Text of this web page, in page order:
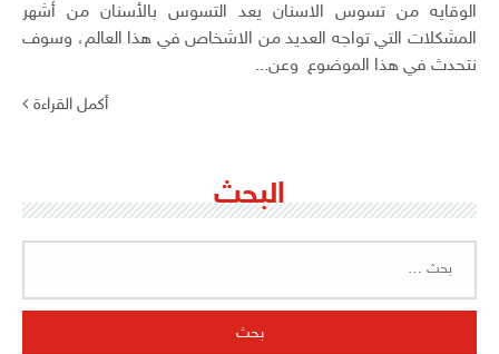
الوقايه من تسوس الاسنان يعد التسوس بالأسنان من أشهر
المشكلات التي تواجه العديد من الاشخاص في هذا العالم، وسوف
نتحدث في هذا الموضوع وعن...
أكمل القراءة
البحث